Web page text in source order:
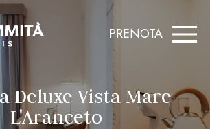
PRENOTA
Deluxe Vista Mare
L'Aranceto